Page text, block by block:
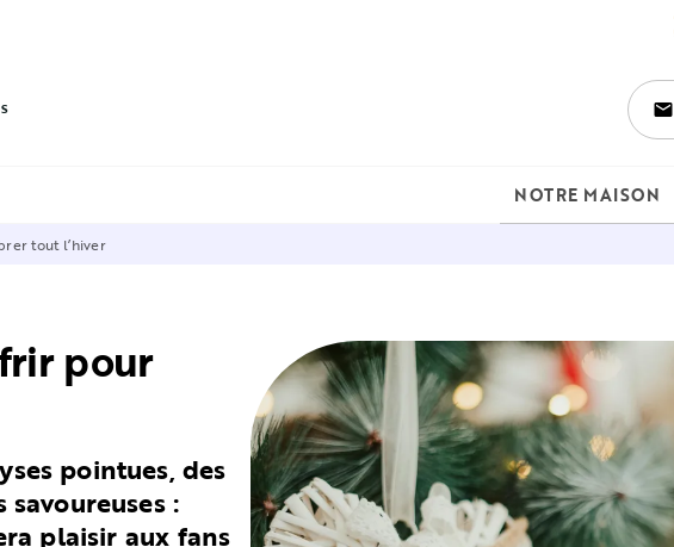
email
NOTRE MAISON
tout l’hiver
pour
pointues, des
:
plaisir aux fans